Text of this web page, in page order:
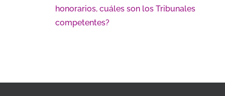
honorarios, cuáles son los Tribunales
competentes?